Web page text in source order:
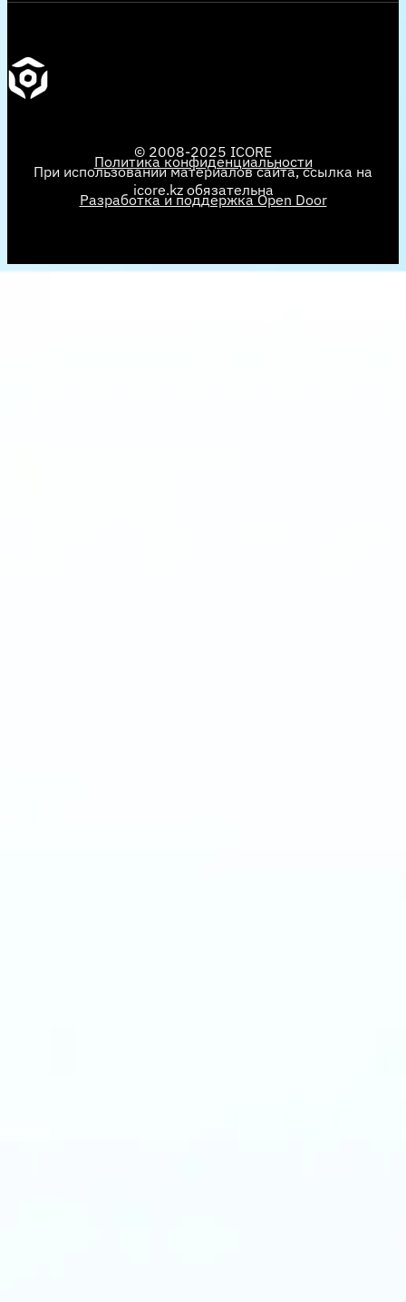
© 2008-2025 ICORE
Политика конфиденциальности
При использовании материалов сайта, ссылка на
icore.kz обязательна
Разработка и поддержка Open Door